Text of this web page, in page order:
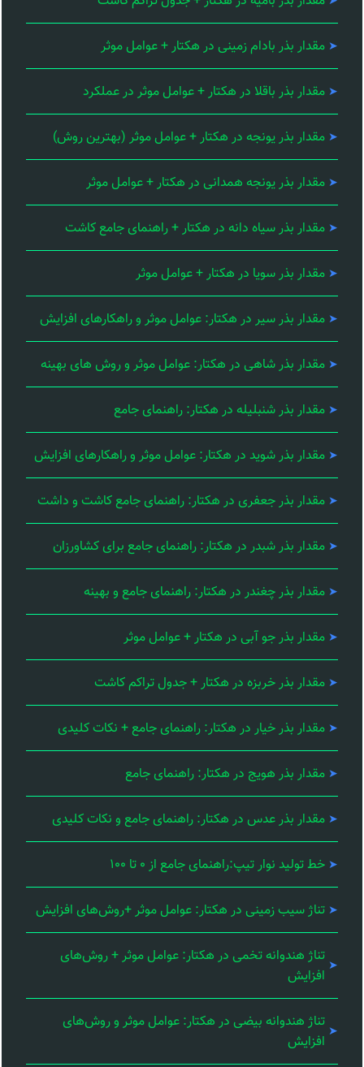
مقدار بذر بادام زمینی در هکتار + عوامل موثر
مقدار بذر باقلا در هکتار + عوامل موثر در عملکرد
مقدار بذر یونجه در هکتار + عوامل موثر (بهترین روش)
مقدار بذر یونجه همدانی در هکتار + عوامل موثر
مقدار بذر سیاه دانه در هکتار + راهنمای جامع کاشت
مقدار بذر سویا در هکتار + عوامل موثر
مقدار بذر سیر در هکتار: عوامل موثر و راهکارهای افزایش
مقدار بذر شاهی در هکتار: عوامل موثر و روش های بهینه
مقدار بذر شنبلیله در هکتار: راهنمای جامع
مقدار بذر شوید در هکتار: عوامل موثر و راهکارهای افزایش
مقدار بذر جعفری در هکتار: راهنمای جامع کاشت و داشت
مقدار بذر شبدر در هکتار: راهنمای جامع برای کشاورزان
مقدار بذر چغندر در هکتار: راهنمای جامع و بهینه
مقدار بذر جو آبی در هکتار + عوامل موثر
مقدار بذر خربزه در هکتار + جدول تراکم کاشت
مقدار بذر خیار در هکتار: راهنمای جامع + نکات کلیدی
مقدار بذر هویج در هکتار: راهنمای جامع
مقدار بذر عدس در هکتار: راهنمای جامع و نکات کلیدی
خط تولید نوار تیپ:راهنمای جامع از ۰ تا ۱۰۰
تناژ سیب زمینی در هکتار: عوامل موثر +روش‌های افزایش
تناژ هندوانه تخمی در هکتار: عوامل موثر + روش‌های
افزایش
تناژ هندوانه بیضی در هکتار: عوامل موثر و روش‌های
افزایش